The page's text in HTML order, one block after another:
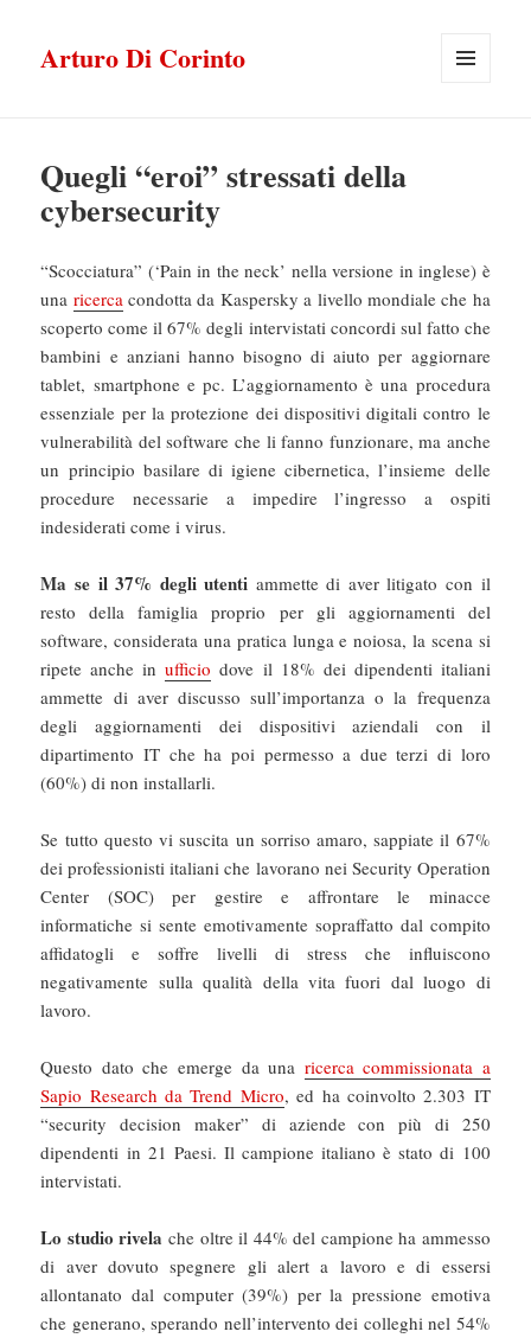
Arturo Di Corinto
Quegli “eroi” stressati della
cybersecurity
“Scocciatura” (‘Pain in the neck’ nella versione in inglese) è
una ricercacondotta da Kaspersky a livello mondiale che ha
scoperto come il 67% degli intervistati concordi sul fatto che
bambini e anziani hanno bisogno di aiuto per aggiornare
tablet, smartphone e pc. L’aggiornamento è una procedura
essenziale per la protezione dei dispositivi digitali contro le
vulnerabilità del software che li fanno funzionare, ma anche
un principio basilare di igiene cibernetica, l’insieme delle
procedure necessarie a impedire l’ingresso a ospiti
indesiderati come i virus.
Ma se il 37% degli utenti ammette di aver litigato con il
resto della famiglia proprio per gli aggiornamenti del
software, considerata una pratica lunga e noiosa, la scena si
ripete anche inufficio dove il 18% dei dipendenti italiani
ammette di aver discusso sull’importanza o la frequenza
degli aggiornamenti dei dispositivi aziendali con il
dipartimento IT che ha poi permesso a due terzi di loro
(60%) di non installarli.
Se tutto questo vi suscita un sorriso amaro, sappiate il 67%
dei professionisti italiani che lavorano nei Security Operation
Center (SOC) per gestire e affrontare le minacce
informatiche si sente emotivamente sopraffatto dal compito
affidatogli e soffre livelli di stress che influiscono
negativamente sulla qualità della vita fuori dal luogo di
lavoro.
Questo dato che emerge da una ricerca commissionata a
Sapio Research da Trend Micro, ed ha coinvolto 2.303 IT
“security decision maker” di aziende con più di 250
dipendenti in 21 Paesi. Il campione italiano è stato di 100
intervistati.
Lo studio rivela che oltre il 44% del campione ha ammesso
di aver dovuto spegnere gli alert a lavoro e di essersi
allontanato dal computer (39%) per la pressione emotiva
che generano, sperando nell’intervento dei colleghi nel 54%